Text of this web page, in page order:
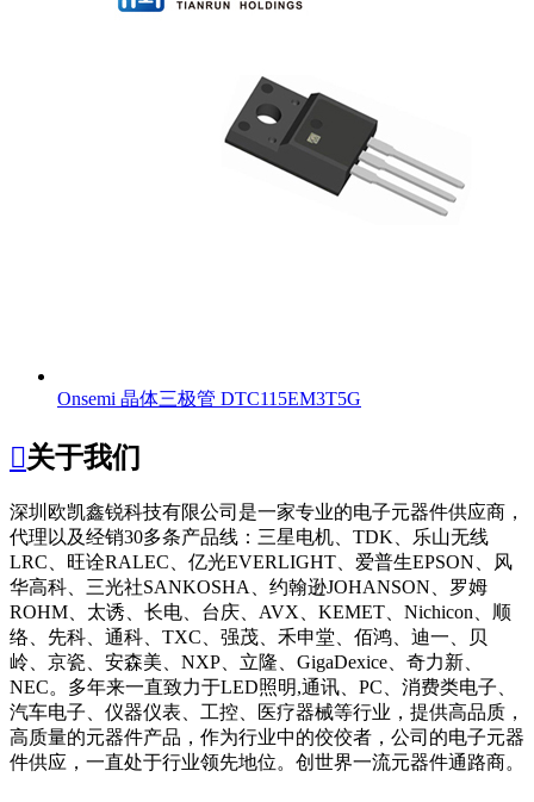
Onsemi 晶体三极管 DTC115EM3T5G
关于我们
深圳欧凯鑫锐科技有限公司 是一家专业的电子元器件供应商，
代理以及经销30多条产品线：三星电机、TDK、乐山无线
LRC、旺诠RALEC、亿光EVERLIGHT、爱普生EPSON、风
华高科、三光社SANKOSHA、约翰逊JOHANSON、罗姆
ROHM、太诱、长电、台庆、AVX、KEMET、Nichicon、顺
络、先科、通科、TXC、强茂、禾申堂、佰鸿、迪一、贝
岭、京瓷、安森美、NXP、立隆、GigaDexice、奇力新、
NEC。多年来一直致力于LED照明,通讯、PC、消费类电子、
汽车电子、仪器仪表、工控、医疗器械等行业，提供高品质，
高质量的元器件产品，作为行业中的佼佼者，公司的电子元器
件供应，一直处于行业领先地位。创世界一流元器件通路商。